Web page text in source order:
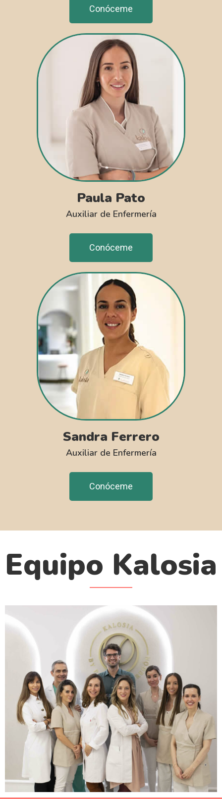
Conóceme
Paula Pato
Auxiliar de Enfermería
Conóceme
Sandra Ferrero
Auxiliar de Enfermería
Conóceme
Equipo Kalosia